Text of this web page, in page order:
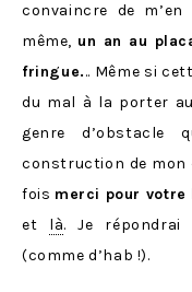
convaincre de
même, un an au
fringue... Même si
du mal à la porter
genre d’obstacle
construction de mon
fois merci pour votre
et là. Je
(comme d’hab !).